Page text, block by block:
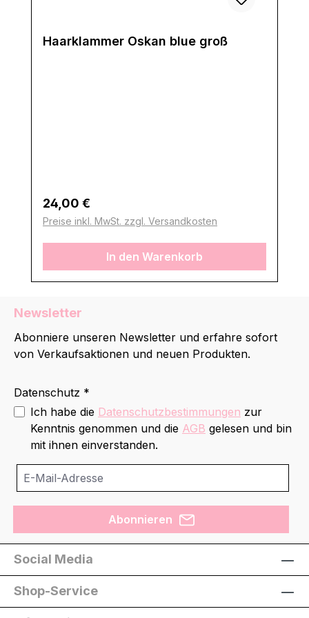
Haarklammer Oskan blue groß
Regulärer Preis:
24,00 €
Preise inkl. MwSt. zzgl. Versandkosten
In den Warenkorb
Newsletter
Abonniere unseren Newsletter und erfahre sofort
von Verkaufsaktionen und neuen Produkten.
Datenschutz *
Ich habe die Datenschutzbestimmungen zur
Kenntnis genommen und die AGB gelesen und bin
mit ihnen einverstanden.
Abonnieren
Social Media
Shop-Service